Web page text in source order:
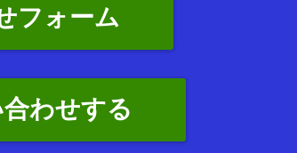
フォーム
わせする